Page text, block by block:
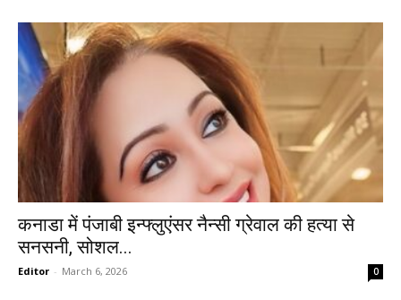
कनाडा में पंजाबी इन्फ्लुएंसर नैन्सी ग्रेवाल की हत्या से
सनसनी, सोशल...
Editor - March 6, 2026 0